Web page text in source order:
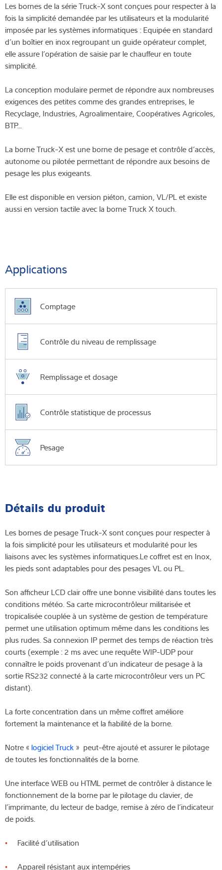
Les bornes de la série Truck-X sont conçues pour respecter à la
fois la simplicité demandée par les utilisateurs et la modularité
imposée par les systèmes informatiques : Equipée en standard
d’un boîtier en inox regroupant un guide opérateur complet,
elle assure l’opération de saisie par le chauffeur en toute
simplicité.
La conception modulaire permet de répondre aux nombreuses
exigences des petites comme des grandes entreprises, le
Recyclage, Industries, Agroalimentaire, Coopératives Agricoles,
BTP...
La borne Truck-X est une borne de pesage et contrôle d’accès,
autonome ou pilotée permettant de répondre aux besoins de
pesage les plus exigeants.
Elle est disponible en version piéton, camion, VL/PL et existe
aussi en version tactile avec la borne Truck X touch.
Applications
Comptage
Contrôle du niveau de remplissage
Remplissage et dosage
Contrôle statistique de processus
Pesage
Détails du produit
Les bornes de pesage Truck-X sont conçues pour respecter à
la fois simplicité pour les utilisateurs et modularité pour les
liaisons avec les systèmes informatiques.Le coffret est en Inox,
les pieds sont adaptables pour des pesages VL ou PL.
Son afficheur LCD clair offre une bonne visibilité dans toutes les
conditions météo. Sa carte microcontrôleur militarisée et
tropicalisée couplée à un système de gestion de température
permet une utilisation optimum même dans les conditions les
plus rudes. Sa connexion IP permet des temps de réaction très
courts (exemple : 2 ms avec une requête WIP-UDP pour
connaître le poids provenant d’un indicateur de pesage à la
sortie RS232 connecté à la carte microcontrôleur vers un PC
distant).
La forte concentration dans un même coffret améliore
fortement la maintenance et la fiabilité de la borne.
Notre « logiciel Truck » peut-être ajouté et assurer le pilotage
de toutes les fonctionnalités de la borne.
Une interface WEB ou HTML permet de contrôler à distance le
fonctionnement de la borne par le pilotage du clavier, de
l’imprimante, du lecteur de badge, remise à zéro de l’indicateur
de poids.
Facilité d’utilisation
Appareil résistant aux intempéries